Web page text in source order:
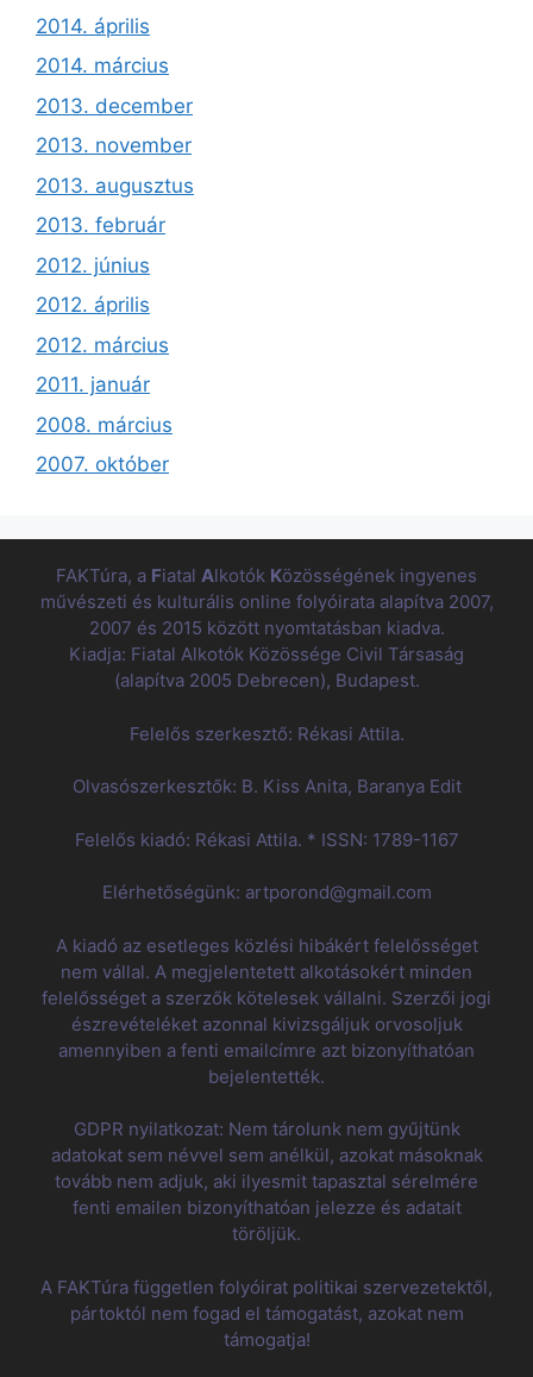
2014. április
2014. március
2013. december
2013. november
2013. augusztus
2013. február
2012. június
2012. április
2012. március
2011. január
2008. március
2007. október
FAKTúra, a Fiatal Alkotók Közösségének ingyenes
művészeti és kulturális online folyóirata alapítva 2007,
2007 és 2015 között nyomtatásban kiadva.
Kiadja: Fiatal Alkotók Közössége Civil Társaság
(alapítva 2005 Debrecen), Budapest.
Felelős szerkesztő: Rékasi Attila.
Olvasószerkesztők: B. Kiss Anita, Baranya Edit
Felelős kiadó: Rékasi Attila. * ISSN: 1789-1167
Elérhetőségünk: artporond@gmail.com
A kiadó az esetleges közlési hibákért felelősséget
nem vállal. A megjelentetett alkotásokért minden
felelősséget a szerzők kötelesek vállalni. Szerzői jogi
észrevételéket azonnal kivizsgáljuk orvosoljuk
amennyiben a fenti emailcímre azt bizonyíthatóan
bejelentették.
GDPR nyilatkozat: Nem tárolunk nem gyűjtünk
adatokat sem névvel sem anélkül, azokat másoknak
tovább nem adjuk, aki ilyesmit tapasztal sérelmére
fenti emailen bizonyíthatóan jelezze és adatait
töröljük.
A FAKTúra független folyóirat politikai szervezetektől,
pártoktól nem fogad el támogatást, azokat nem
támogatja!